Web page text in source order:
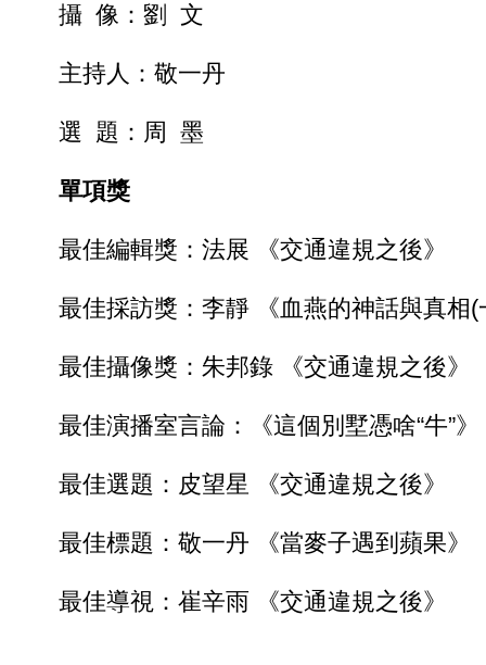
攝 像：劉 文
主持人：敬一丹
選 題：周 墨
單項獎
最佳編輯獎：法展 《交通違規之後》
最佳採訪獎：李靜 《血燕的神話與真相(
最佳攝像獎：朱邦錄 《交通違規之後》
最佳演播室言論：《這個別墅憑啥“牛”》
最佳選題：皮望星 《交通違規之後》
最佳標題：敬一丹 《當麥子遇到蘋果》
最佳導視：崔辛雨 《交通違規之後》